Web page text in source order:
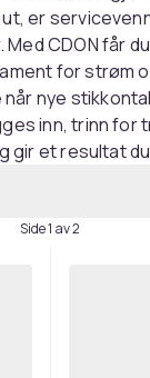
er
CDON får
for strøm
nye
inn, trinn for
gir et resultat
Side 1 av 2